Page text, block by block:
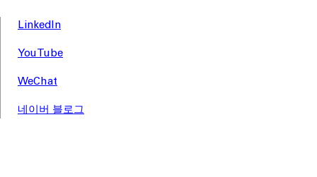
LinkedIn
YouTube
WeChat
네이버 블로그